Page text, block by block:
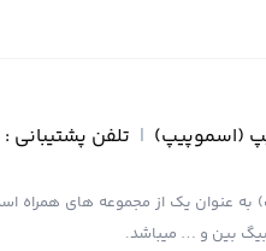
(اسموپیپ) | تلفن پشتیبانی :
بیگ بین و … میباشد.